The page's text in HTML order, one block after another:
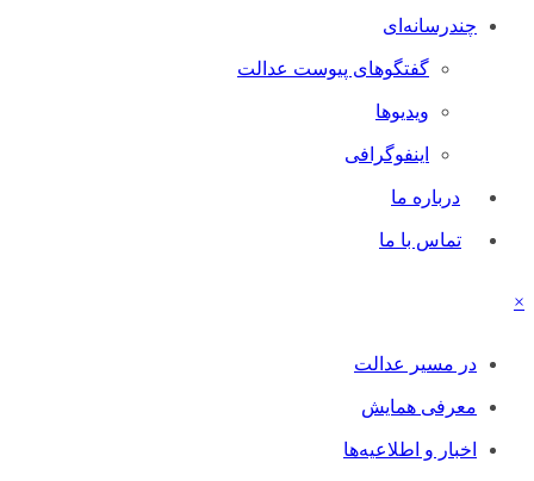
چندرسانه‌ای
گفتگوهای پیوست عدالت
ویدیوها
اینفوگرافی
درباره ما
تماس با ما
×
در مسیر عدالت
معرفی همایش
اخبار و اطلاعیه‌ها